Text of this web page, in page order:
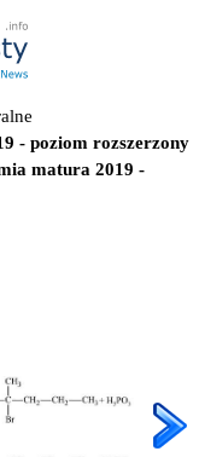
- poziom rozszerzony
matura 2019 -